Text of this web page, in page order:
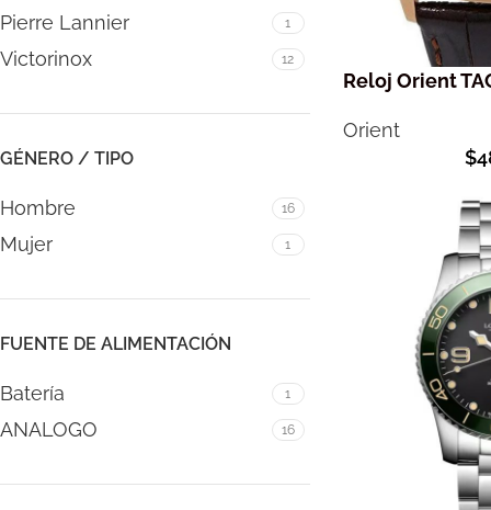
Pierre Lannier 1
Victorinox 12
GÉNERO / TIPO
Hombre 16
Mujer 1
FUENTE DE ALIMENTACIÓN
Batería 1
ANALOGO 16
Reloj Orient
Orient
$